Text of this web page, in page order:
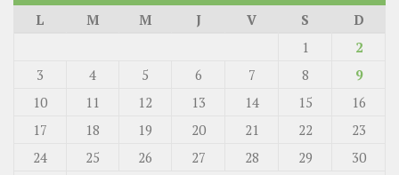
L
M M J V S
D
1
2
3
4 5 6 7 8
9
10
11 12 13 14 15
16
17
18 19 20 21 22
23
24
25 26 27 28 29
30